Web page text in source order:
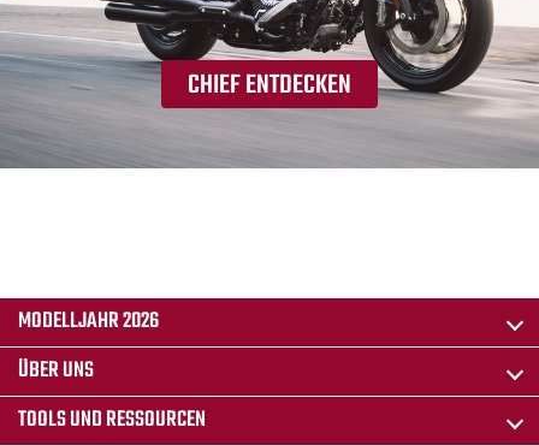
CHIEF ENTDECKEN
MODELLJAHR 2026
ÜBER UNS
TOOLS UND RESSOURCEN